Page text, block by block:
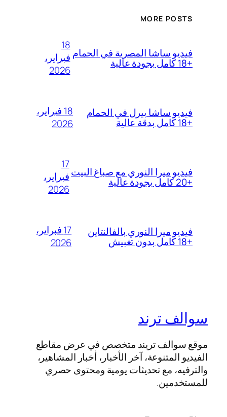
MORE POSTS
فيديو ساشا المصرية في الحمام
+18 كامل بجودة عالية
18
فبراير،
2026
فيديو ساشا بيرل في الحمام
+18 كامل بدقة عالية
18 فبراير،
2026
فيديو ميرا النوري مع صباغ البيت
+20 كامل بجودة عالية
17
فبراير،
2026
فيديو ميرا النوري بالفالنتاين
+18 كامل بدون تغبيش
17 فبراير،
2026
سوالف ترند
موقع سوالف تريند متخصص في عرض مقاطع
الفيديو المتنوعة، آخر الأخبار، أخبار المشاهير،
والترفيه، مع تحديثات يومية ومحتوى حصري
للمستخدمين.